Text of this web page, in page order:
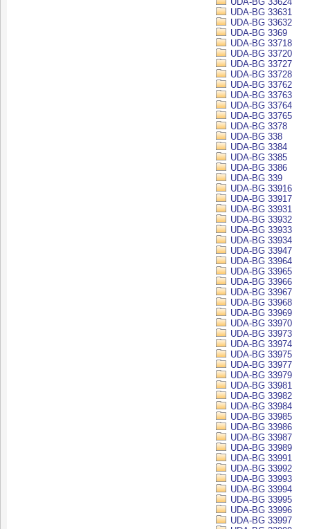
UDA-BG 33631
UDA-BG 33632
UDA-BG 3369
UDA-BG 33718
UDA-BG 33720
UDA-BG 33727
UDA-BG 33728
UDA-BG 33762
UDA-BG 33763
UDA-BG 33764
UDA-BG 33765
UDA-BG 3378
UDA-BG 338
UDA-BG 3384
UDA-BG 3385
UDA-BG 3386
UDA-BG 339
UDA-BG 33916
UDA-BG 33917
UDA-BG 33931
UDA-BG 33932
UDA-BG 33933
UDA-BG 33934
UDA-BG 33947
UDA-BG 33964
UDA-BG 33965
UDA-BG 33966
UDA-BG 33967
UDA-BG 33968
UDA-BG 33969
UDA-BG 33970
UDA-BG 33973
UDA-BG 33974
UDA-BG 33975
UDA-BG 33977
UDA-BG 33979
UDA-BG 33981
UDA-BG 33982
UDA-BG 33984
UDA-BG 33985
UDA-BG 33986
UDA-BG 33987
UDA-BG 33989
UDA-BG 33991
UDA-BG 33992
UDA-BG 33993
UDA-BG 33994
UDA-BG 33995
UDA-BG 33996
UDA-BG 33997